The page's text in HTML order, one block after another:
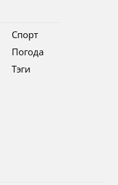
Спорт
Погода
Тэги